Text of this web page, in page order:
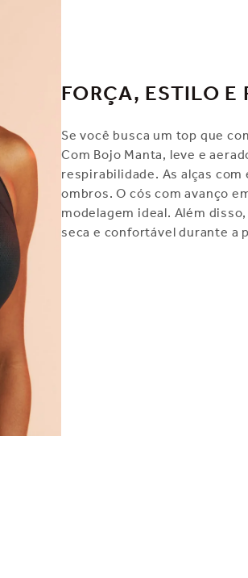
FORÇA, ESTILO E
Se você busca um top que
Com Bojo Manta, leve e
respirabilidade. As alças
ombros. O cós com avanço
modelagem ideal. Além
seca e confortável durante a